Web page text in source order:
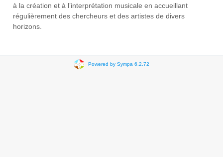
à la création et à l’interprétation musicale en accueillant
régulièrement des chercheurs et des artistes de divers
horizons.
Powered by Sympa 6.2.72